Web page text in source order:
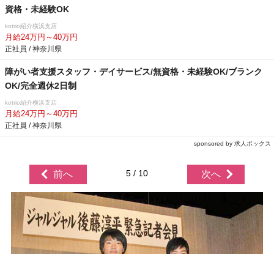
資格・未経験OK
kotrio紹介横浜支店
月給24万円～40万円
正社員 / 神奈川県
障がい者支援スタッフ・デイサービス/無資格・未経験OK/ブランク
OK/完全週休2日制
kotrio紹介横浜支店
月給24万円～40万円
正社員 / 神奈川県
sponsored by 求人ボックス
前へ 5 / 10 次へ